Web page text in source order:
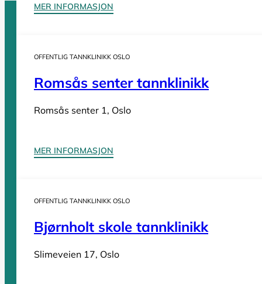
MER INFORMASJON
OFFENTLIG TANNKLINIKK OSLO
Romsås senter tannklinikk
Romsås senter 1, Oslo
MER INFORMASJON
OFFENTLIG TANNKLINIKK OSLO
Bjørnholt skole tannklinikk
Slimeveien 17, Oslo
Tannleger etter fylke
Tannleger Akershus
Tannleger Buskerud
Tannleger Innlandet
Tannleger Norge forsideSøk etter tannlegeHva koster